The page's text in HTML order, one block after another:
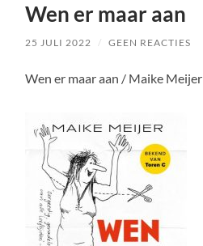
Wen er maar aan
25 JULI 2022 / GEEN REACTIES
Wen er maar aan / Maike Meijer